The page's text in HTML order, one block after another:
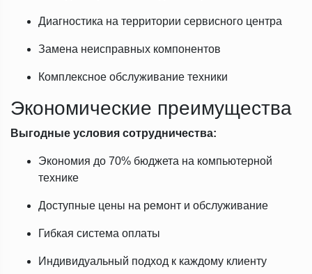
Диагностика на территории сервисного центра
Замена неисправных компонентов
Комплексное обслуживание техники
Экономические преимущества
Выгодные условия сотрудничества:
Экономия до 70% бюджета на компьютерной
технике
Доступные цены на ремонт и обслуживание
Гибкая система оплаты
Индивидуальный подход к каждому клиенту